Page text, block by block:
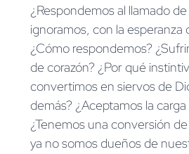
¿Respondemos al llamado
ignoramos, con la esperanza
¿Cómo respondemos?
de corazón? ¿Por qué
convertimos en siervos de
demás? ¿Aceptamos la
¿Tenemos una conversión
ya no somos dueños de